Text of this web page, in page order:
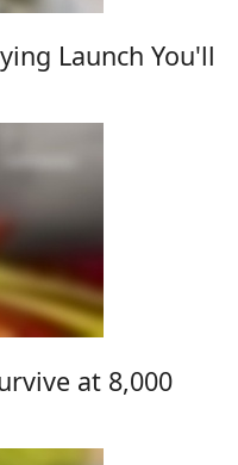
Launch You'll
at 8,000